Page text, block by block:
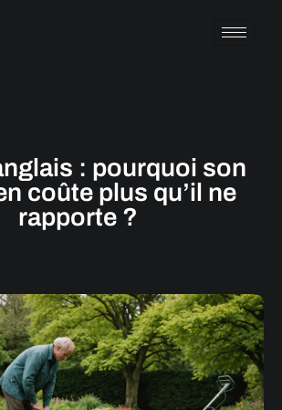
: pourquoi son
coûte plus qu’il ne
rapporte ?